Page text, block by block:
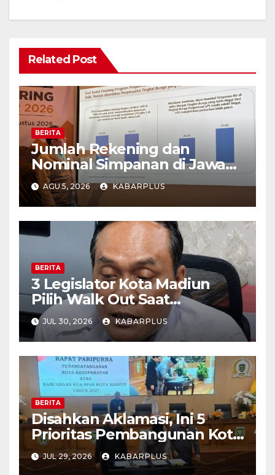
Related Post
BERITA
Jumlah Rekening dan
Nominal Simpanan di Jawa
Timur Meningkat 1,17% Year
on Year.
AGU 5, 2026 KABARPLUS
BERITA
3 Legislator Kota Madiun
Pilih Walk Out Saat
Paripurna
JUL 30, 2026 KABARPLUS
BERITA
Disahkan Aklamasi, Ini 5
Prioritas Pembangunan Kota
Madiun dalam KUA-PPAS
APBD 2027
JUL 29, 2026 KABARPLUS